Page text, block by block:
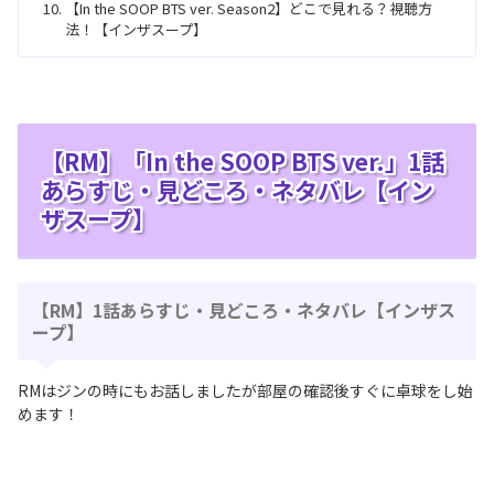
【In the SOOP BTS ver. Season2】どこで見れる？視聴方
法！【インザスープ】
【RM】「In the SOOP BTS ver.」1話
あらすじ・見どころ・ネタバレ【イン
ザスープ】
【RM】1話あらすじ・見どころ・ネタバレ【インザス
ープ】
RMはジンの時にもお話しましたが部屋の確認後すぐに卓球をし始
めます！